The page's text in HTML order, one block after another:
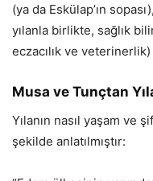
(ya da Eskülap’ın
yılanla birlikte, sağlık
eczacılık ve
Musa ve Tunçtan
Yılanın nasıl yaşam ve
şekilde anlatılmıştır: